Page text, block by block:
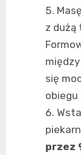
z dużą
się
obiegu
przez